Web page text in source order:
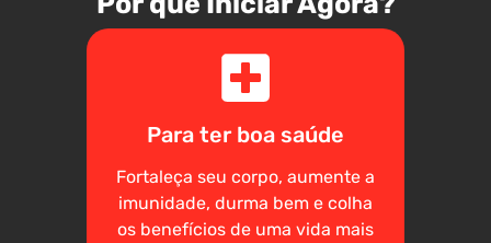
Para ter boa saúde
Fortaleça seu corpo, aumente a
imunidade, durma bem e colha
os benefícios de uma vida mais